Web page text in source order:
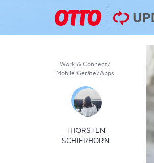
Work & Connect/
Mobile Geräte/Apps
THORSTEN
SCHIERHORN